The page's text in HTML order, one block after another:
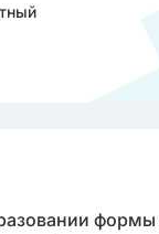
формы